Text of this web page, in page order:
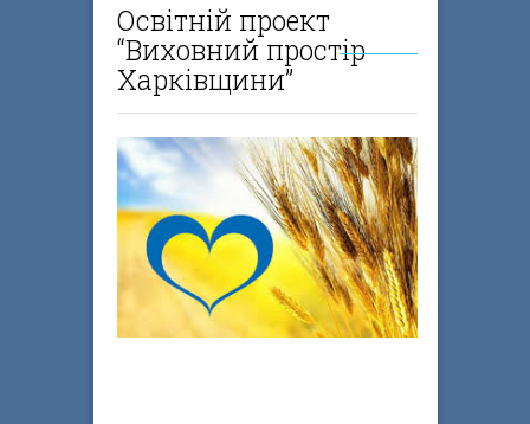
Освітній проект
“Виховний простір
Харківщини”